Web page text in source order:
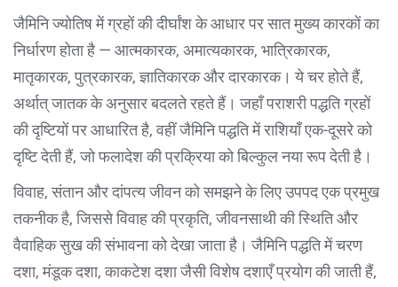
जैमिनि ज्योतिष में ग्रहों की दीर्घांश के आधार पर सात मुख्य कारकों का
निर्धारण होता है — आत्मकारक, अमात्यकारक, भात्रिकारक,
मातृकारक, पुत्रकारक, ज्ञातिकारक और दारकारक। ये चर होते हैं,
अर्थात् जातक के अनुसार बदलते रहते हैं। जहाँ पराशरी पद्धति ग्रहों
की दृष्टियों पर आधारित है, वहीं जैमिनि पद्धति में राशियाँ एक-दूसरे को
दृष्टि देती हैं, जो फलादेश की प्रक्रिया को बिल्कुल नया रूप देती है।
विवाह, संतान और दांपत्य जीवन को समझने के लिए उपपद एक प्रमुख
तकनीक है, जिससे विवाह की प्रकृति, जीवनसाथी की स्थिति और
वैवाहिक सुख की संभावना को देखा जाता है। जैमिनि पद्धति में चरण
दशा, मंडूक दशा, काकटेश दशा जैसी विशेष दशाएँ प्रयोग की जाती हैं,